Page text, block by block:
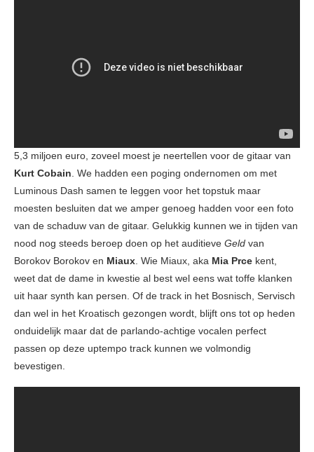
5,3 miljoen euro, zoveel moest je neertellen voor de gitaar van
Kurt Cobain. We hadden een poging ondernomen om met
Luminous Dash samen te leggen voor het topstuk maar
moesten besluiten dat we amper genoeg hadden voor een foto
van de schaduw van de gitaar. Gelukkig kunnen we in tijden van
nood nog steeds beroep doen op het auditieve Geld van
Borokov Borokov en Miaux. Wie Miaux, aka Mia Prce kent,
weet dat de dame in kwestie al best wel eens wat toffe klanken
uit haar synth kan persen. Of de track in het Bosnisch, Servisch
dan wel in het Kroatisch gezongen wordt, blijft ons tot op heden
onduidelijk maar dat de parlando-achtige vocalen perfect
passen op deze uptempo track kunnen we volmondig
bevestigen.